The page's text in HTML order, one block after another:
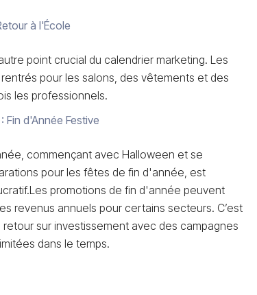
à l'École
point crucial du calendrier marketing. Les
pour les salons, des vêtements et des
les professionnels.
d'Année Festive
commençant avec Halloween et se
pour les fêtes de fin d'année, est
promotions de fin d'année peuvent
revenus annuels pour certains secteurs. C’est
sur investissement avec des campagnes
dans le temps.